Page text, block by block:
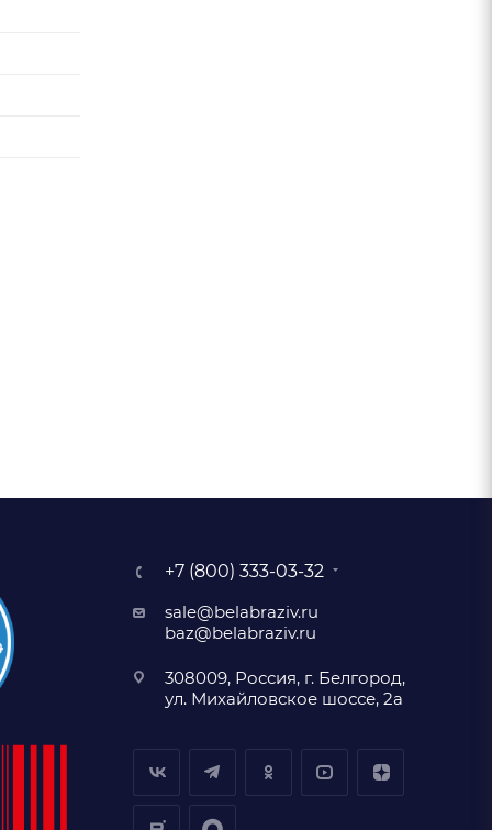
+7 (800) 333-03-32
sale@belabraziv.ru
baz@belabraziv.ru
308009, Россия, г. Белгород,
ул. Михайловское шоссе, 2а